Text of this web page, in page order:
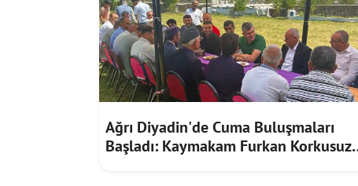
Ağrı Diyadin'de Cuma Buluşmaları
Başladı: Kaymakam Furkan Korkusuz